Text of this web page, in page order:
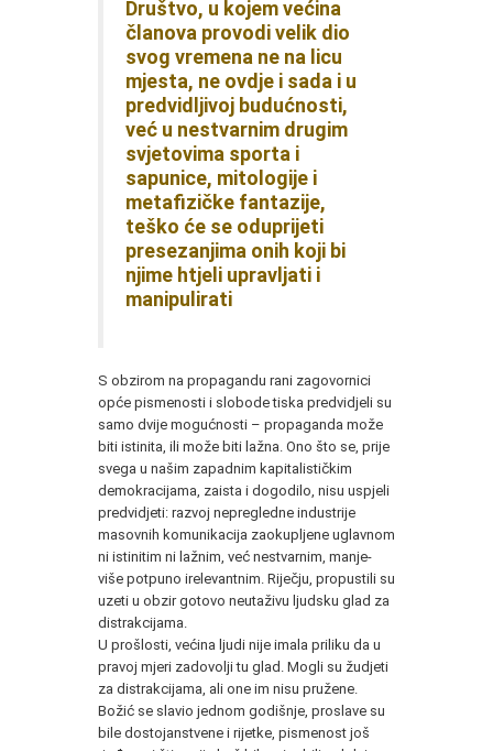
Društvo, u kojem većina
članova provodi velik dio
svog vremena ne na licu
mjesta, ne ovdje i sada i u
predvidljivoj budućnosti,
već u nestvarnim drugim
svjetovima sporta i
sapunice, mitologije i
metafizičke fantazije,
teško će se oduprijeti
presezanjima onih koji bi
njime htjeli upravljati i
manipulirati
S obzirom na propagandu rani zagovornici
opće pismenosti i slobode tiska predvidjeli su
samo dvije mogućnosti – propaganda može
biti istinita, ili može biti lažna. Ono što se, prije
svega u našim zapadnim kapitalističkim
demokracijama, zaista i dogodilo, nisu uspjeli
predvidjeti: razvoj nepregledne industrije
masovnih komunikacija zaokupljene uglavnom
ni istinitim ni lažnim, već nestvarnim, manje-
više potpuno irelevantnim. Riječju, propustili su
uzeti u obzir gotovo neutaživu ljudsku glad za
distrakcijama.
U prošlosti, većina ljudi nije imala priliku da u
pravoj mjeri zadovolji tu glad. Mogli su žudjeti
za distrakcijama, ali one im nisu pružene.
Božić se slavio jednom godišnje, proslave su
bile dostojanstvene i rijetke, pismenost još